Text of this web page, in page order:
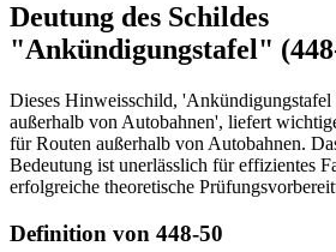
Deutung des Schildes
"Ankündigungstafel"
Dieses Hinweisschild, 'Ankündigungstafel
außerhalb von Autobahnen', liefert
für Routen außerhalb von Autobahnen.
Bedeutung ist unerlässlich für effizientes
erfolgreiche theoretische
Definition von 448-50